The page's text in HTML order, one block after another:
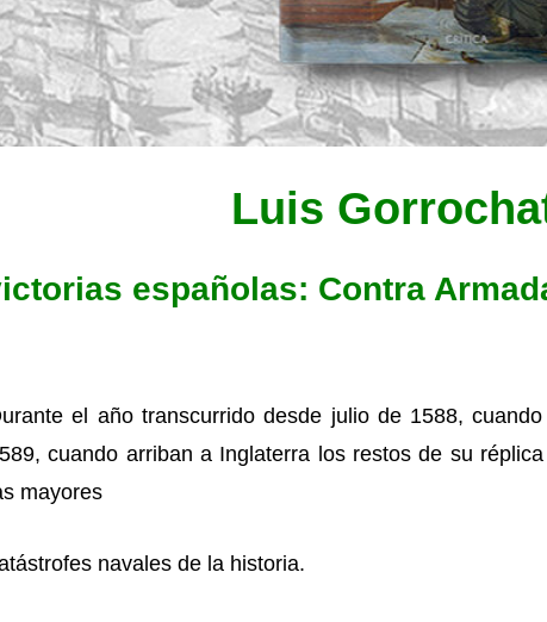
Luis
españolas: Contra
el año transcurrido desde julio de 1588,
cuando arriban a Inglaterra los restos de su
mayores
navales de la historia.